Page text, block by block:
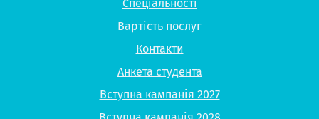
Спеціальності
Вартість послуг
Контакти
Анкета студента
Вступна кампанія 2027